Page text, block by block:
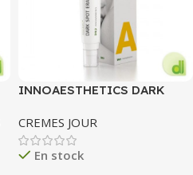
INNOAESTHETICS DARK
CREMES JOUR
En stock